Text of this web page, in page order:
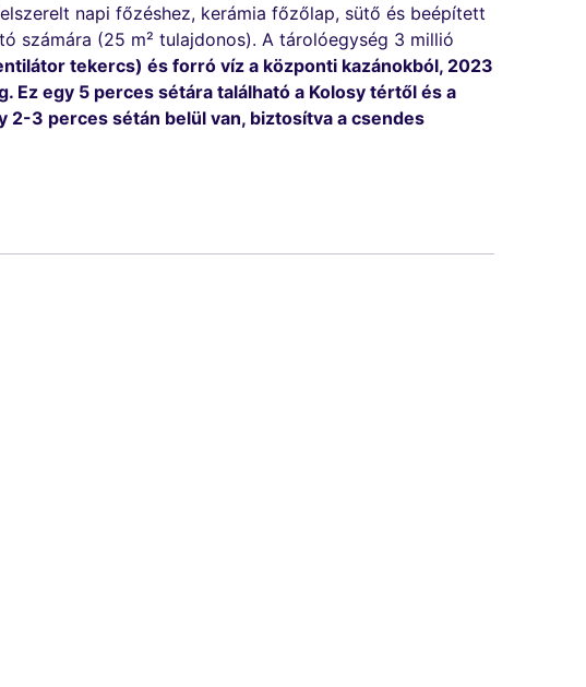
napi főzéshez, kerámia főzőlap, sütő és beépített
számára (25 m² tulajdonos). A tárolóegység 3 millió
tekercs) és forró víz a központi kazánokból, 2023
Ez egy 5 perces sétára található a Kolosy tértől és a
2-3 perces sétán belül van, biztosítva a csendes